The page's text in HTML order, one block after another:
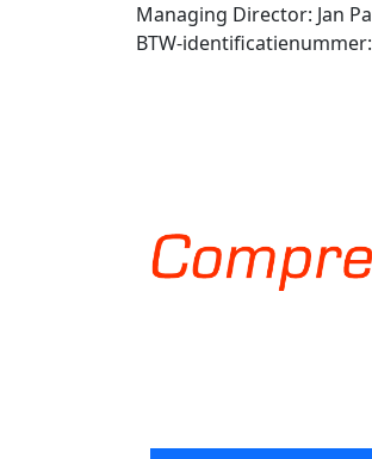
Managing Director: Jan
BTW-identificatienummer: